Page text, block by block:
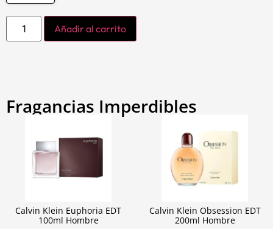
Añadir al carrito
Fragancias Imperdibles
Calvin Klein Euphoria EDT
100ml Hombre
Calvin Klein Obsession EDT
200ml Hombre